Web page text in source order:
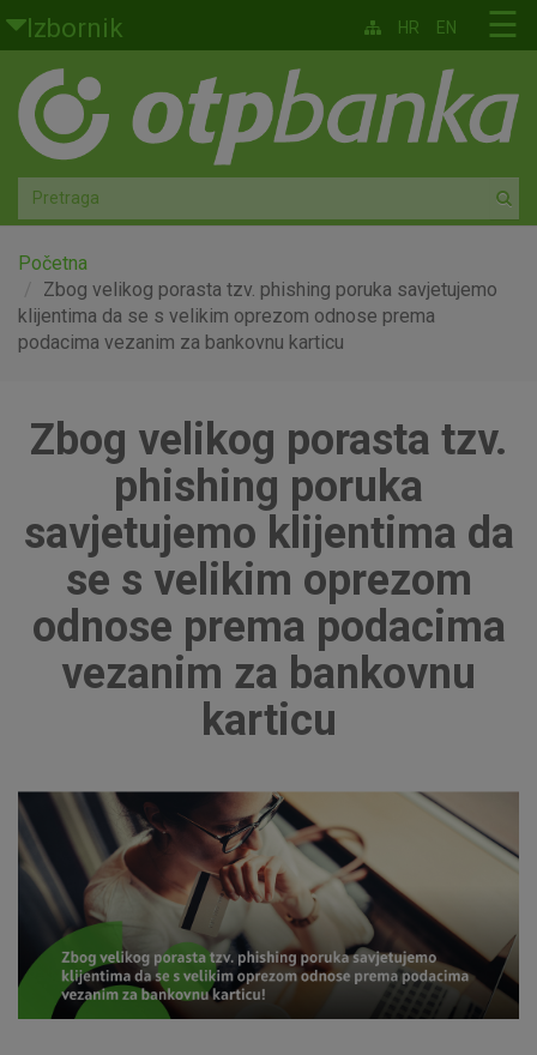
Skoči na glavni sadržaj
Izbornik
Građani
Privatno bankarstvo
Agro
Mala poduzeća i obrtnici
Srednja i velika poduzeća
Faktoring
☰
HR EN
Početna
Zbog velikog porasta tzv. phishing poruka savjetujemo
klijentima da se s velikim oprezom odnose prema
podacima vezanim za bankovnu karticu
Zbog velikog porasta tzv.
phishing poruka
savjetujemo klijentima da
se s velikim oprezom
odnose prema podacima
vezanim za bankovnu
karticu